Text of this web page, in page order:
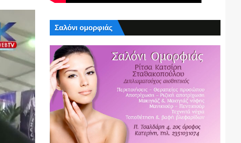
Σαλόνι ομορφιάς